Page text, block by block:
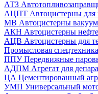
АТЗ
АЦПТ Автоцистерны для
МВ Автоцистерны
АКН Автоцистерны
АЦВ Автоцистерны для
Промысловая спецтехника
ППУ Передвижные
АДПМ Агрегат для
ЦА Цементированный
УМП Универсальный